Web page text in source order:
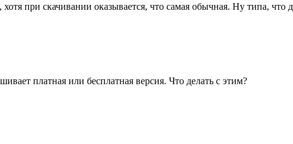
при скачивании оказывается, что самая обычная. Ну типа, что
платная или бесплатная версия. Что делать с этим?